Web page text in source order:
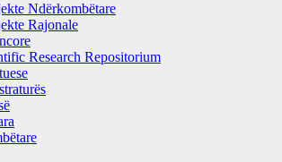
Ndërkombëtare
Rajonale
Research Repositorium